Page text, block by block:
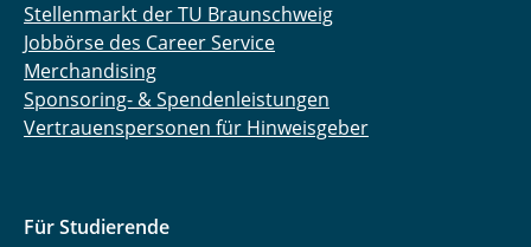
Stellenmarkt der TU Braunschweig
Jobbörse des Career Service
Merchandising
Sponsoring- & Spendenleistungen
Vertrauenspersonen für Hinweisgeber
Für Studierende